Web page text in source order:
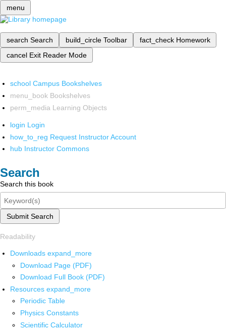
menu
search Search build_circle Toolbar fact_check Homework
cancel Exit Reader Mode
school Campus Bookshelves
menu_book Bookshelves
perm_media Learning Objects
login Login
how_to_reg Request Instructor Account
hub Instructor Commons
Search
Search this book
Submit Search
Readability
Downloads expand_more
Download Page (PDF)
Download Full Book (PDF)
Resources expand_more
Periodic Table
Physics Constants
Scientific Calculator